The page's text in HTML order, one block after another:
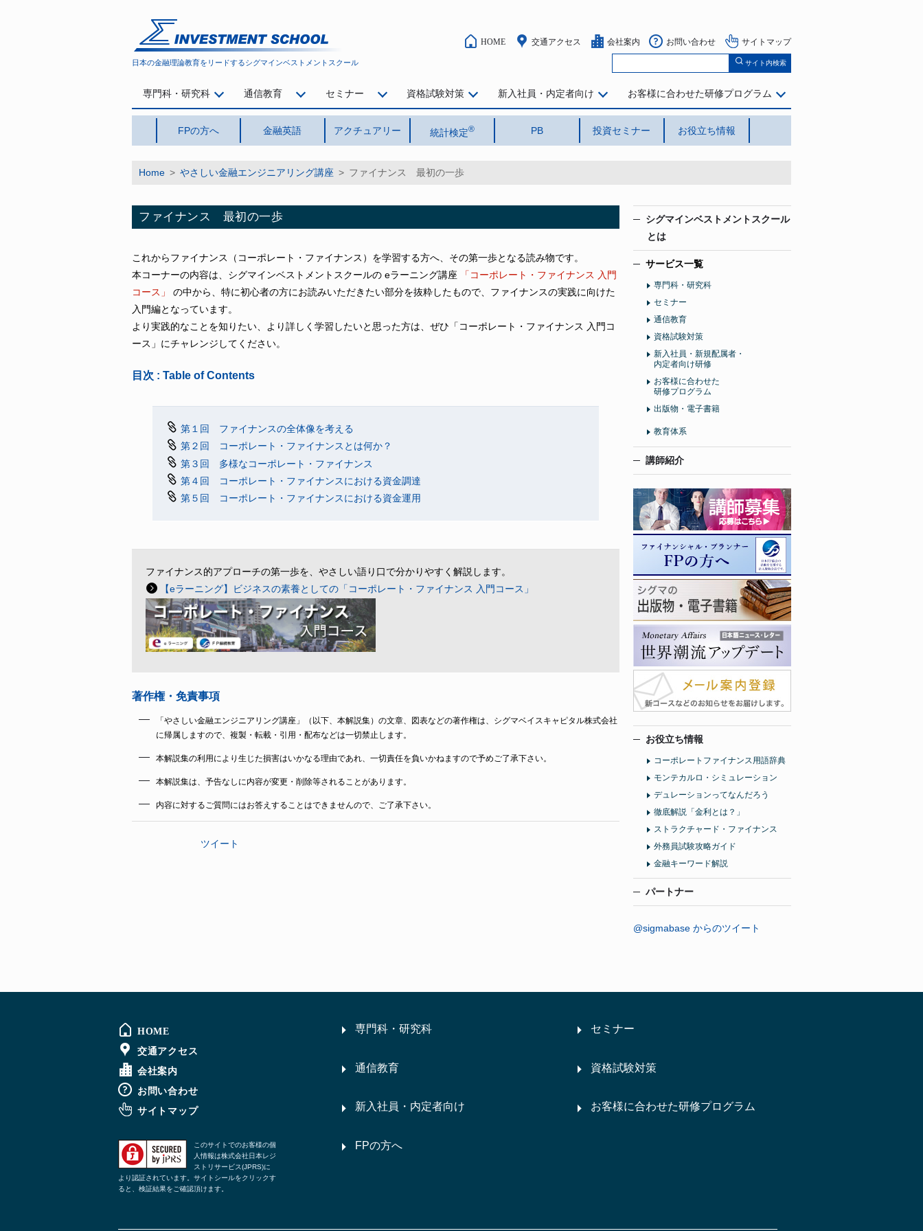
シグマインベストメント スクール
日本の金融理論教育をリードするシグマインベストメントスクール
FPの方へ 金融英語 アクチュアリー 統計検定® PB 投資セミナー お役立ち情報
サイト内検索
専門科・研究科 通信教育 セミナー 資格試験対策 新入社員・内定者向け お客様に合わせた研修プログラム
HOME 交通アクセス 会社案内 お問い合わせ サイトマップ
Home > やさしい金融エンジニアリング講座 > ファイナンス 最初の一歩
ファイナンス 最初の一歩
これからファイナンス（コーポレート・ファイナンス）を学習する方へ、その第一歩となる読み物です。
本コーナーの内容は、シグマインベストメントスクールの eラーニング講座
「コーポレート・ファイナンス 入門
コース」
の中から、特に初心者の方にお読みいただきたい部分を抜粋したもので、ファイナンスの実践に向けた
入門編となっています。
より実践的なことを知りたい、より詳しく学習したいと思った方は、ぜひ「コーポレート・ファイナンス 入門コ
ース」にチャレンジしてください。
目次 : Table of Contents
第１回 ファイナンスの全体像を考える
第２回 コーポレート・ファイナンスとは何か？
第３回 多様なコーポレート・ファイナンス
第４回 コーポレート・ファイナンスにおける資金調達
第５回 コーポレート・ファイナンスにおける資金運用
ファイナンス的アプローチの第一歩を、やさしい語り口で分かりやすく解説します。
【eラーニング】ビジネスの素養としての「コーポレート・ファイナンス 入門コース」
著作権・免責事項
「やさしい金融エンジニアリング講座」（以下、本解説集）の文章、図表などの著作権は、シグマベイスキャピタル株式会社
に帰属しますので、複製・転載・引用・配布などは一切禁止します。
本解説集の利用により生じた損害はいかなる理由であれ、一切責任を負いかねますので予めご了承下さい。
本解説集は、予告なしに内容が変更・削除等されることがあります。
内容に対するご質問にはお答えすることはできませんので、ご了承下さい。
ツイート
シグマインベストメントスクール
とは
サービス一覧
専門科・研究科
セミナー
通信教育
資格試験対策
新入社員・新規配属者・
内定者向け研修
お客様に合わせた
研修プログラム
出版物・電子書籍
教育体系
講師紹介
お役立ち情報
コーポレートファイナンス用語辞典
モンテカルロ・シミュレーション
デュレーションってなんだろう
徹底解説「金利とは？」
ストラクチャード・ファイナンス
外務員試験攻略ガイド
金融キーワード解説
パートナー
@sigmabase からのツイート
HOME
交通アクセス
会社案内
お問い合わせ
サイトマップ
このサイトでのお客様の個
人情報は株式会社日本レジ
ストリサービス(JPRS)に
より認証されています。サイトシールをクリックす
ると、検証結果をご確認頂けます。
専門科・研究科 セミナー
通信教育 資格試験対策
新入社員・内定者向け お客様に合わせた研修プログラム
FPの方へ